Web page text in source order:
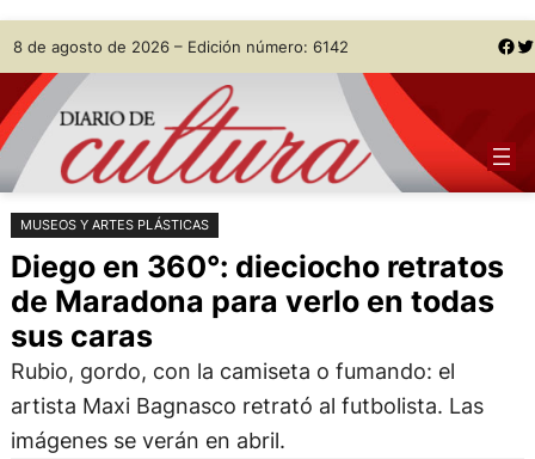
Saltar
al
contenido
Skip
to
content
8 de agosto de 2026 – Edición número: 6142 Facebook Twitter
MUSEOS Y ARTES PLÁSTICAS
Diego en 360°: dieciocho retratos
de Maradona para verlo en todas
sus caras
Rubio, gordo, con la camiseta o fumando: el
artista Maxi Bagnasco retrató al futbolista. Las
imágenes se verán en abril.